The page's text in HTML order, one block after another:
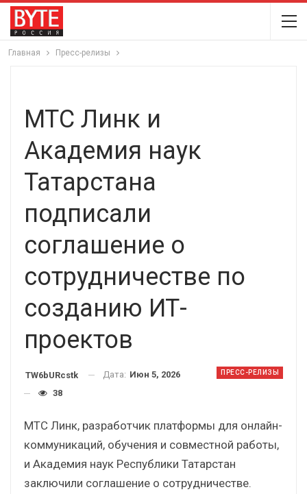
Главная Пресс-релизы
МТС Линк и
Академия наук
Татарстана
подписали
соглашение о
сотрудничестве по
созданию ИТ-
проектов
ПРЕСС-РЕЛИЗЫ
TW6bURcstk Дата: Июн 5, 2026
38
МТС Линк, разработчик платформы для онлайн-
коммуникаций, обучения и совместной работы,
и Академия наук Республики Татарстан
заключили соглашение о сотрудничестве.